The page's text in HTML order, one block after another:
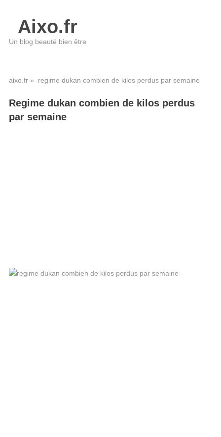
Aixo.fr
Un blog beauté bien être
aixo.fr» regime dukan combien de kilos perdus par semaine
Regime dukan combien de kilos perdus
par semaine